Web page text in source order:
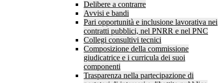
Delibere a contrarre
Avvisi e bandi
Pari opportunità e inclusione lavorativa nei
contratti pubblici, nel PNRR e nel PNC
Collegi consultivi tecnici
Composizione della commissione
giudicatrice e i curricula dei suoi
componenti
Trasparenza nella partecipazione di